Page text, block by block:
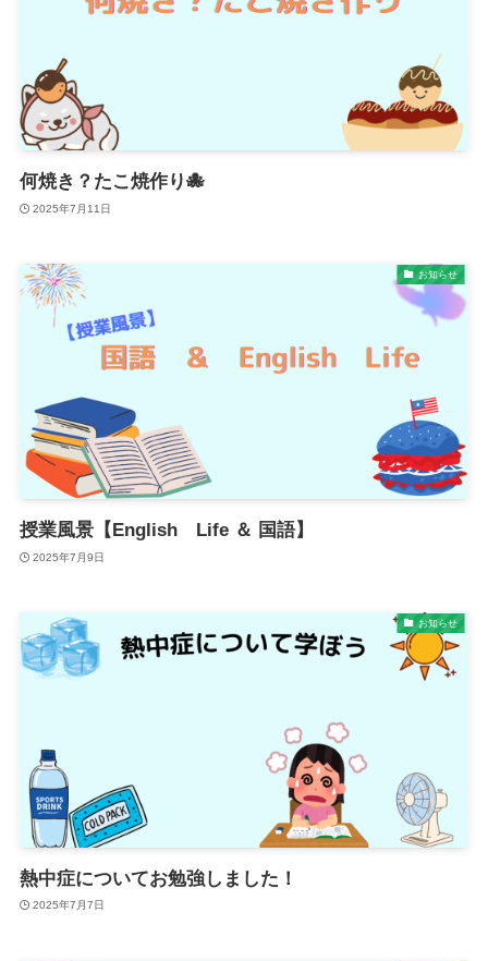
何焼き？たこ焼作り🐙
2025年7月11日
お知らせ
授業風景【English Life ＆ 国語】
2025年7月9日
お知らせ
熱中症についてお勉強しました！
2025年7月7日